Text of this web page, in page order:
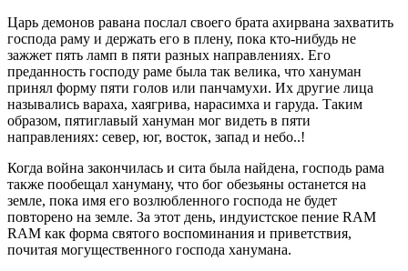
Царь демонов равана послал своего брата ахирвана захватить
господа раму и держать его в плену, пока кто-нибудь не
зажжет пять ламп в пяти разных направлениях. Его
преданность господу раме была так велика, что хануман
принял форму пяти голов или панчамухи. Их другие лица
назывались вараха, хаягрива, нарасимха и гаруда. Таким
образом, пятиглавый хануман мог видеть в пяти
направлениях: север, юг, восток, запад и небо..!
Когда война закончилась и сита была найдена, господь рама
также пообещал хануману, что бог обезьяны останется на
земле, пока имя его возлюбленного господа не будет
повторено на земле. За этот день, индуистское пение RAM
RAM как форма святого воспоминания и приветствия,
почитая могущественного господа ханумана.